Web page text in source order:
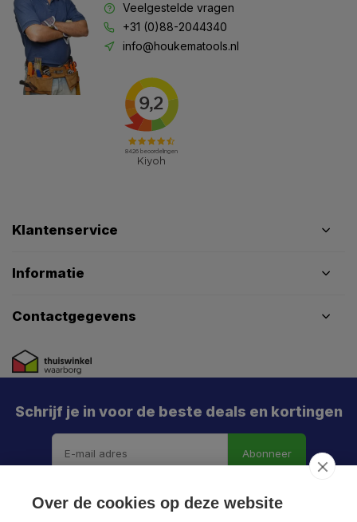
Veelgestelde vragen
+31 (0)88-2044340
info@houkematools.nl
Klantenservice
Informatie
Contactgegevens
Schrijf je in voor de beste deals en kortingen
Abonneer
Over de cookies op deze website